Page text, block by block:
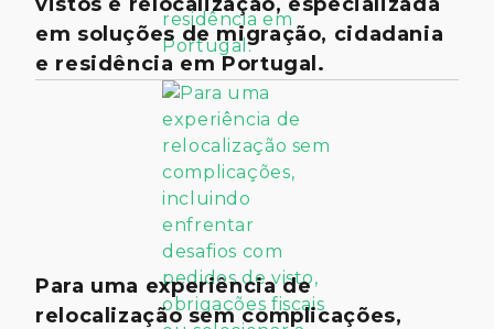
em soluções de migração, cidadania
e residência em Portugal.
Para uma experiência de
relocalização sem complicações,